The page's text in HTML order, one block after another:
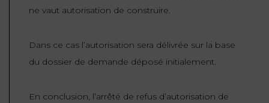
ne vaut autorisation de construire.
Dans ce cas l’autorisation sera délivrée sur la base
du dossier de demande déposé initialement.
En conclusion, l’arrêté de refus d’autorisation de